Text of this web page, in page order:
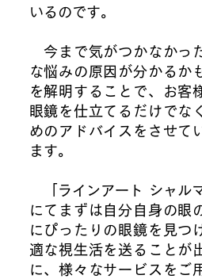
いるのです。
今まで気がつかなかっ
な悩みの原因が分かるか
を解明することで、お客
眼鏡を仕立てるだけでな
めのアドバイスをさせて
ます。
「ラインアート シャル
にてまずは自分自身の眼
にぴったりの眼鏡を見つ
適な視生活を送ることが
に、様々なサービスをご